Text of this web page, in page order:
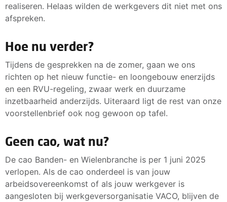
realiseren. Helaas wilden de werkgevers dit niet met ons
afspreken.
Hoe nu verder?
Tijdens de gesprekken na de zomer, gaan we ons
richten op het nieuw functie- en loongebouw enerzijds
en een RVU-regeling, zwaar werk en duurzame
inzetbaarheid anderzijds. Uiteraard ligt de rest van onze
voorstellenbrief ook nog gewoon op tafel.
Geen cao, wat nu?
De cao Banden- en Wielenbranche is per 1 juni 2025
verlopen. Als de cao onderdeel is van jouw
arbeidsovereenkomst of als jouw werkgever is
aangesloten bij werkgeversorganisatie VACO, blijven de